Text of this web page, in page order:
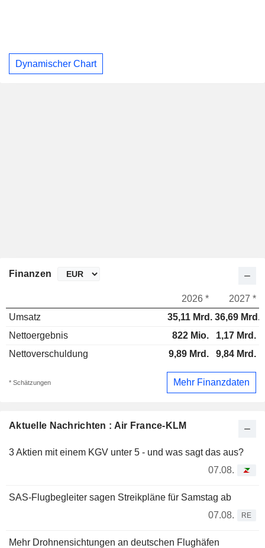
Dynamischer Chart
Aktuelle Nachrichten : Air France-KLM
3 Aktien mit einem KGV unter 5 - und was sagt das aus?
07.08.
SAS-Flugbegleiter sagen Streikpläne für Samstag ab
07.08.
RE
Mehr Drohnensichtungen an deutschen Flughäfen
Finanzen
2026 *
2027 *
Umsatz
35,11 Mrd. 36,69 Mrd.
Nettoergebnis
822 Mio.
1,17 Mrd.
Nettoverschuldung
9,89 Mrd. 9,84 Mrd.
* Schätzungen Mehr Finanzdaten